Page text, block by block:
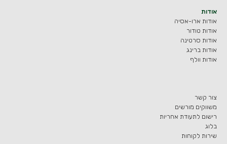
אודות
אודות ארו-אסיה
אודות טודור
אודות סרטינה
אודות ברינג
אודות וולף
צור קשר
משווקים מורשים
רישום לתעודת אחריות
בלוג
שירות לקוחות